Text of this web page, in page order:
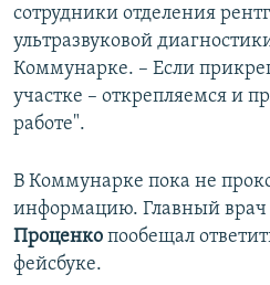
сотрудники отделения
ультразвуковой
Коммунарке. – Если
участке – открепляемся и
работе".
В Коммунарке пока не
информацию. Главный
Проценко пообещал
фейсбуке.